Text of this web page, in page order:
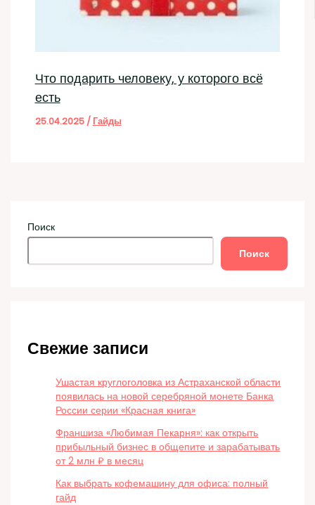
Что подарить человеку, у которого всё
есть
25.04.2025 / Гайды
Поиск
Поиск
Свежие записи
Ушастая круглоголовка из Астраханской области
появилась на новой серебряной монете Банка
России серии «Красная книга»
Франшиза «Любимая Пекарня»: как открыть
прибыльный бизнес в общепите и зарабатывать
от 2 млн ₽ в месяц
Как выбрать кофемашину для офиса: полный
гайд